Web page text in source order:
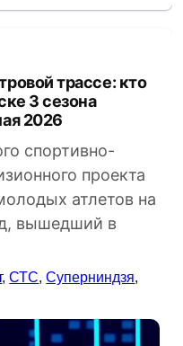
3 сезона
2026
спортивно-
проекта
атлетов на
вышедший в
,СТС,Суперниндзя,